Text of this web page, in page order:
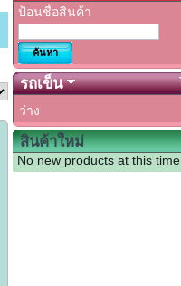
ป้อนชื่อสินค้า
รถเข็น
ว่าง
สินค้าใหม่
No new products at this time